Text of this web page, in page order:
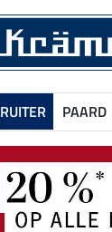
RUITER PAARD